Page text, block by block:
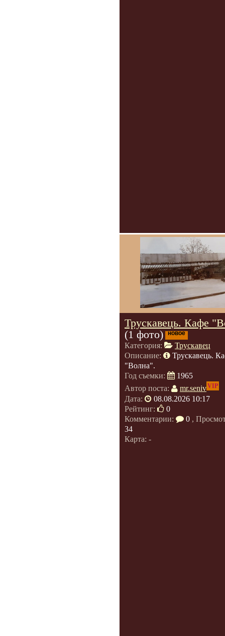
Трускавець. Кафе
(1 фото)
новое
Категория:
Трускавец
Описание:
Трускавець.
"Волна".
Год съемки:
1965
Автор поста:
mr.senivVIP
Дата:
08.08.2026 10:17
Рейтинг:
0
Комментарии:
0 ,
34
Карта: -